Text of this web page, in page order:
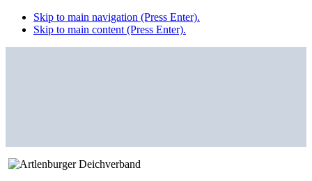
Skip to main navigation (Press Enter).
Skip to main content (Press Enter).